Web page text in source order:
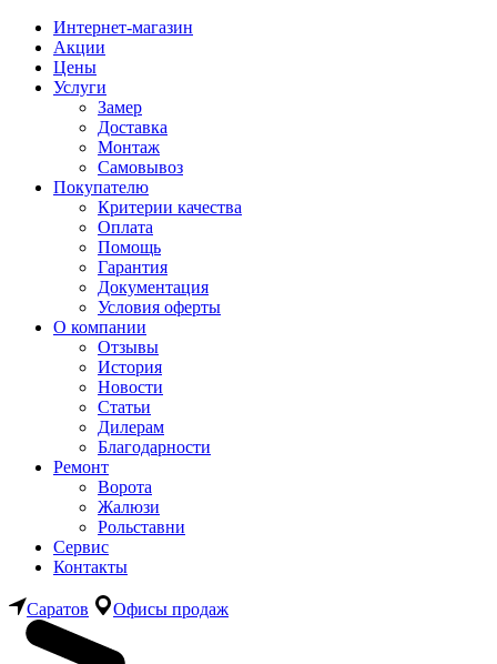
Интернет-магазин
Акции
Цены
Услуги
Замер
Доставка
Монтаж
Самовывоз
Покупателю
Критерии качества
Оплата
Помощь
Гарантия
Документация
Условия оферты
О компании
Отзывы
История
Новости
Статьи
Дилерам
Благодарности
Ремонт
Ворота
Жалюзи
Рольставни
Сервис
Контакты
Саратов Офисы продаж